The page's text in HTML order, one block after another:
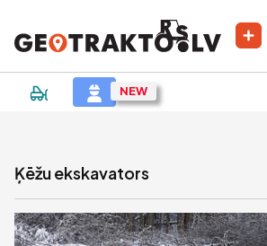
|Sludinājums
Ķēžu ekskavators